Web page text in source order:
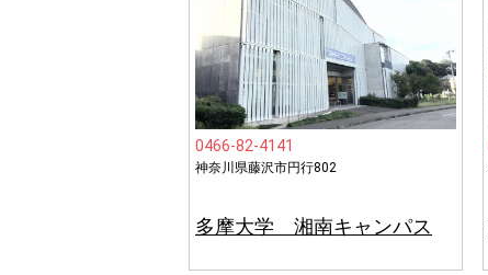
0466-82-4141
神奈川県藤沢市円行802
多摩大学 湘南キャンパス